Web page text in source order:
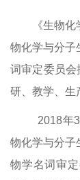
《生物化学
物化学与分子
词审定委员会
研、教学、生
2018年3
物化学与分子
物学名词审